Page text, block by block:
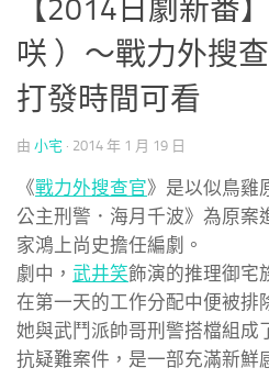
【2014日劇新番
咲 ）～戰力外搜
打發時間可看
由 小宅 · 2014 年 1 月 19 日
《戰力外搜查官》是以似鳥雞
公主刑警．海月千波》為原案
家鴻上尚史擔任編劇。
劇中， 武井笑飾演的推理御宅
在第一天的工作分配中便被排
她與武鬥派帥哥刑警搭檔組成
抗疑難案件，是一部充滿新鮮